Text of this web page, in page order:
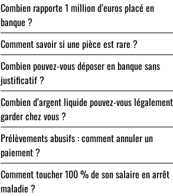
Combien rapporte 1 million d’euros placé en
banque ?
Comment savoir si une pièce est rare ?
Combien pouvez-vous déposer en banque sans
justificatif ?
Combien d’argent liquide pouvez-vous légalement
garder chez vous ?
Prélèvements abusifs : comment annuler un
paiement ?
Comment toucher 100 % de son salaire en arrêt
maladie ?